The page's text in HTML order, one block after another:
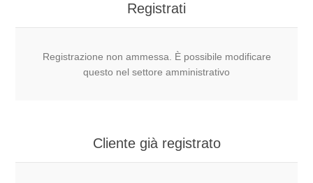
Registrati
Registrazione non ammessa. È possibile modificare
questo nel settore amministrativo
Cliente già registrato